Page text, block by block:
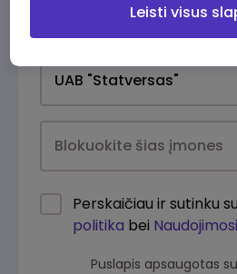
Perskaičiau ir sutinku su
politika bei
Puslapis apsaugotas
Leisti visus